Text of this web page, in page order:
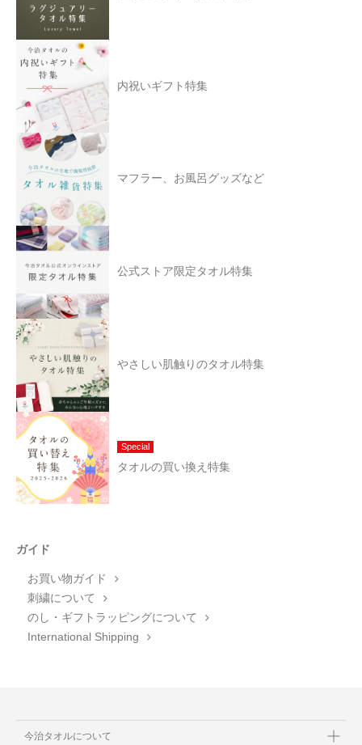
内祝いギフト特集
マフラー、お風呂グッズなど
公式ストア限定タオル特集
やさしい肌触りのタオル特集
Special
タオルの買い換え特集
ガイド
お買い物ガイド
刺繍について
のし・ギフトラッピングについて
International Shipping
今治タオルについて